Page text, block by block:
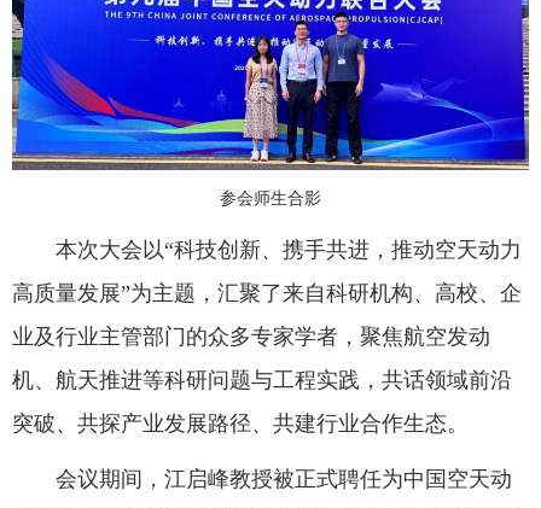
参会师生合影
本次大会以“科技创新、携手共进，推动空天动力
高质量发展”为主题，汇聚了来自科研机构、高校、企
业及行业主管部门的众多专家学者，聚焦航空发动
机、航天推进等科研问题与工程实践，共话领域前沿
突破、共探产业发展路径、共建行业合作生态。
会议期间，江启峰教授被正式聘任为中国空天动